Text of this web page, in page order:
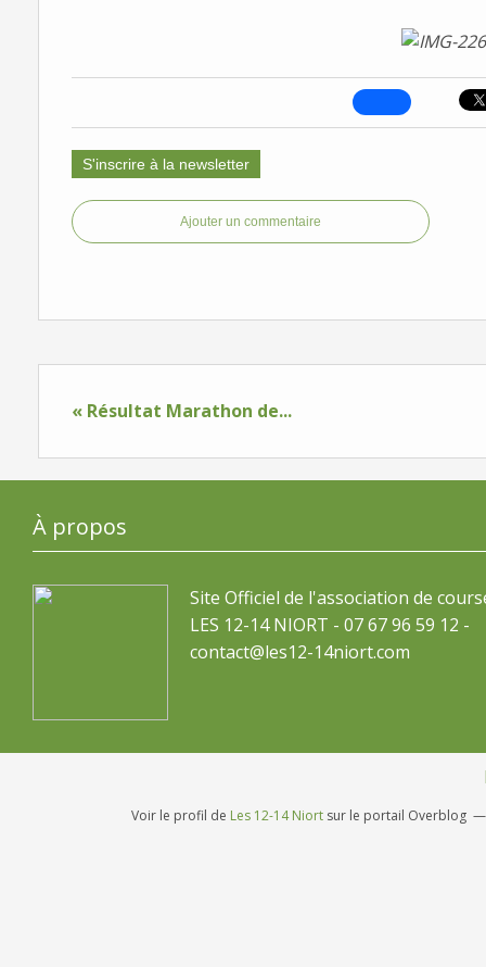
S'inscrire à la newsletter
Ajouter un commentaire
« Résultat Marathon de...
À propos
Site Officiel de l'association de
LES 12-14 NIORT - 07 67 96 59 12 -
contact@les12-14niort.com
Voir le profil de Les 12-14 Niort sur le portail Overblog